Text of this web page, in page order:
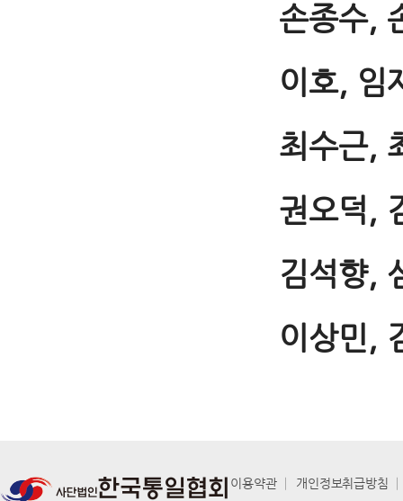
손종수,
이호, 임
최수근,
권오덕,
김석향,
이상민,
이용약관│ 개인정보취급방침